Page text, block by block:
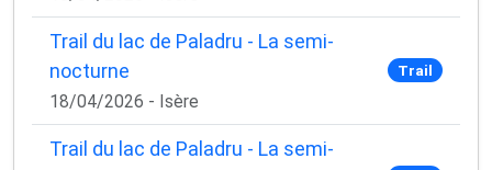
Trail du lac de Paladru - La semi-
nocturne
18/04/2026 - Isère
Trail
Trail du lac de Paladru - La semi-